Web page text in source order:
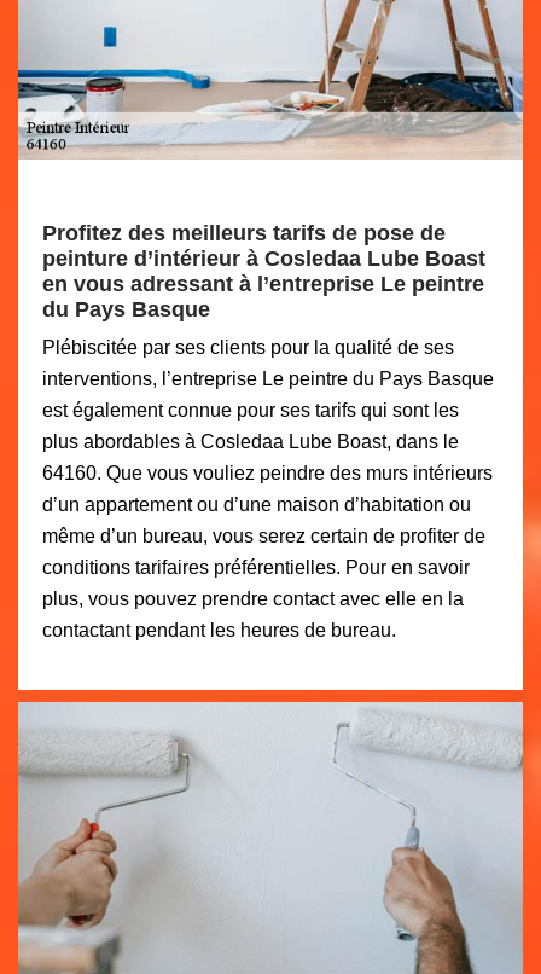
Profitez des meilleurs tarifs de pose de
peinture d’intérieur à Cosledaa Lube Boast
en vous adressant à l’entreprise Le peintre
du Pays Basque
Plébiscitée par ses clients pour la qualité de ses
interventions, l’entreprise Le peintre du Pays Basque
est également connue pour ses tarifs qui sont les
plus abordables à Cosledaa Lube Boast, dans le
64160. Que vous vouliez peindre des murs intérieurs
d’un appartement ou d’une maison d’habitation ou
même d’un bureau, vous serez certain de profiter de
conditions tarifaires préférentielles. Pour en savoir
plus, vous pouvez prendre contact avec elle en la
contactant pendant les heures de bureau.